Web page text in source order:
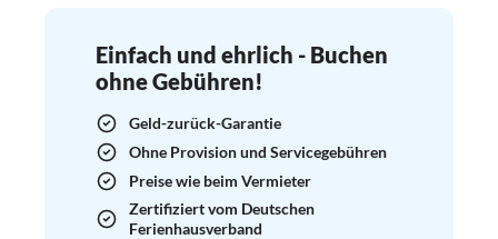
Einfach und ehrlich - Buchen
ohne Gebühren!
Geld-zurück-Garantie
Ohne Provision und Servicegebühren
Preise wie beim Vermieter
Zertifiziert vom Deutschen
Ferienhausverband